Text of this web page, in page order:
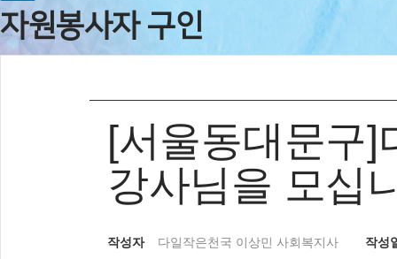
자원봉사자 구인
[서울동대문구]
강사님을 모십
작성자 다일작은천국 이상민 사회복지사 작성